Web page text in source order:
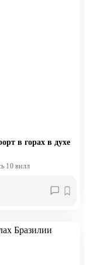
в горах в духе
10 вилл